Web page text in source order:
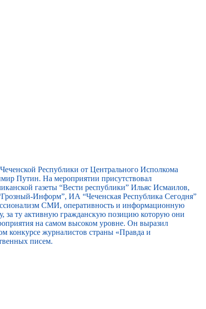
Республики от Центрального Исполкома
Путин. На мероприятии присутствовал
газеты “Вести республики” Ильяс Исмаилов,
Информ”, ИА “Чеченская Республика Сегодня”
СМИ, оперативность и информационную
за ту активную гражданскую позицию которую они
на самом высоком уровне. Он выразил
конкурсе журналистов страны «Правда и
писем.